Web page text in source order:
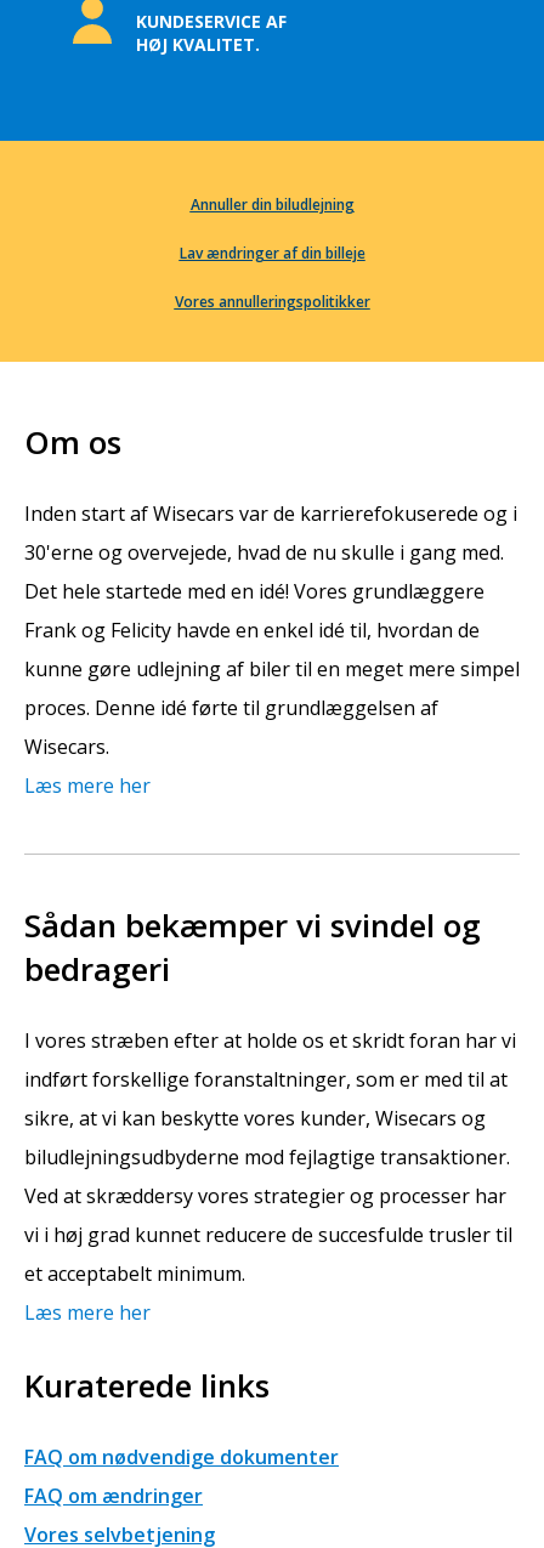
KUNDESERVICE AF
HØJ KVALITET.
Annuller din biludlejning
Lav ændringer af din billeje
Vores annulleringspolitikker
Om os
Inden start af Wisecars var de karrierefokuserede og i
30'erne og overvejede, hvad de nu skulle i gang med.
Det hele startede med en idé! Vores grundlæggere
Frank og Felicity havde en enkel idé til, hvordan de
kunne gøre udlejning af biler til en meget mere simpel
proces. Denne idé førte til grundlæggelsen af
Wisecars.
Læs mere her
Sådan bekæmper vi svindel og
bedrageri
I vores stræben efter at holde os et skridt foran har vi
indført forskellige foranstaltninger, som er med til at
sikre, at vi kan beskytte vores kunder, Wisecars og
biludlejningsudbyderne mod fejlagtige transaktioner.
Ved at skræddersy vores strategier og processer har
vi i høj grad kunnet reducere de succesfulde trusler til
et acceptabelt minimum.
Læs mere her
Kuraterede links
FAQ om nødvendige dokumenter
FAQ om ændringer
Vores selvbetjening